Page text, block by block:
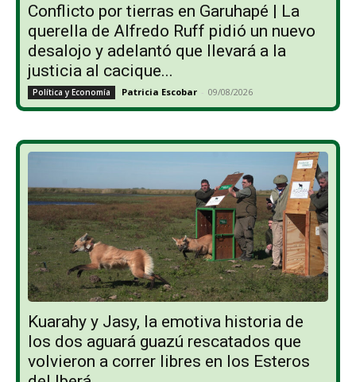
Conflicto por tierras en Garuhapé | La
querella de Alfredo Ruff pidió un nuevo
desalojo y adelantó que llevará a la
justicia al cacique...
Política y Economía Patricia Escobar - 09/08/2026
Kuarahy y Jasy, la emotiva historia de
los dos aguará guazú rescatados que
volvieron a correr libres en los Esteros